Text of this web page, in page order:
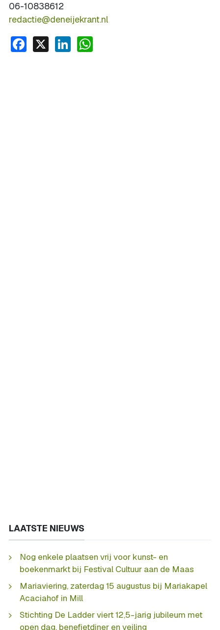
06-10838612
redactie@deneijekrant.nl
Facebook
X LinkedIn
LAATSTE NIEUWS
Nog enkele plaatsen vrij voor kunst- en
boekenmarkt bij Festival Cultuur aan de Maas
Mariaviering, zaterdag 15 augustus bij Mariakapel
Acaciahof in Mill
Stichting De Ladder viert 12,5-jarig jubileum met
open dag, benefietdiner en veiling